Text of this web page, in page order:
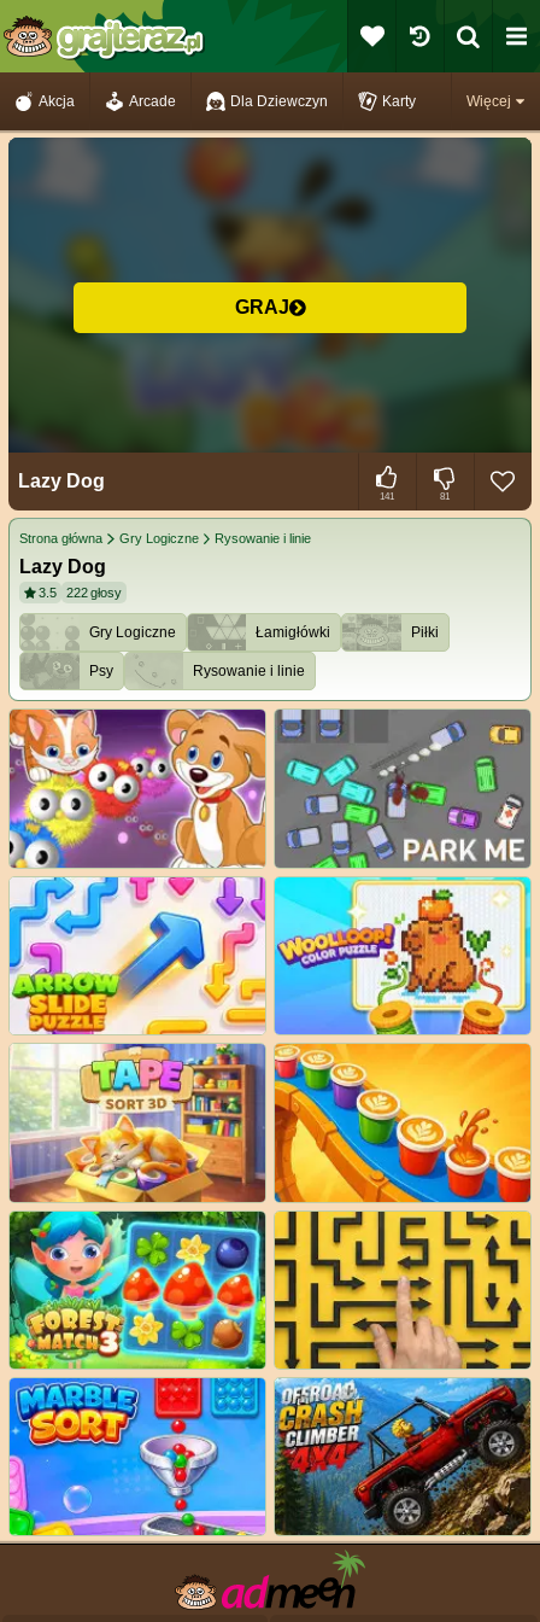
Więcej
Akcja Arcade Dla Dziewczyn Karty
GRAJ
Lazy Dog
141 81
Strona główna Gry Logiczne Rysowanie i linie
Lazy Dog
3.5 222głosy
Gry Logiczne Łamigłówki Piłki
Psy Rysowanie i linie